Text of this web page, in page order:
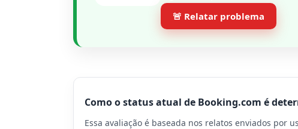
🚨 Relatar problema
Como o status atual de Booking.com é
Essa avaliação é baseada nos relatos enviados